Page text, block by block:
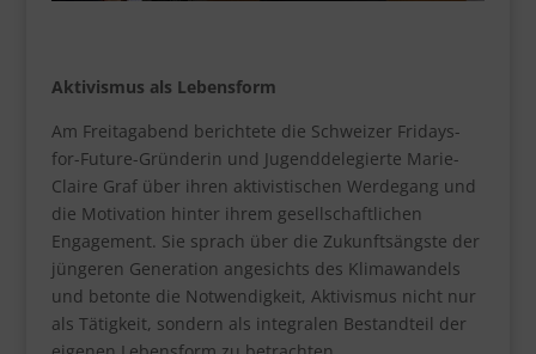
Aktivismus als Lebensform
Am Freitagabend berichtete die Schweizer Fridays-
for-Future-Gründerin und Jugenddelegierte Marie-
Claire Graf über ihren aktivistischen Werdegang und
die Motivation hinter ihrem gesellschaftlichen
Engagement. Sie sprach über die Zukunftsängste der
jüngeren Generation angesichts des Klimawandels
und betonte die Notwendigkeit, Aktivismus nicht nur
als Tätigkeit, sondern als integralen Bestandteil der